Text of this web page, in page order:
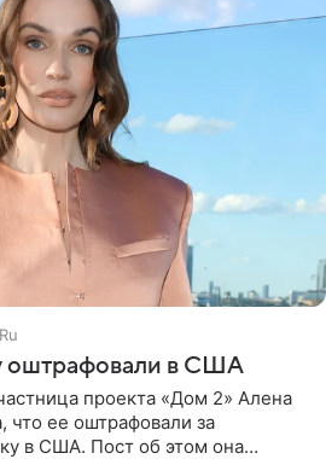
оштрафовали в США
проекта «Дом 2» Алена
что ее оштрафовали за
в США. Пост об этом она